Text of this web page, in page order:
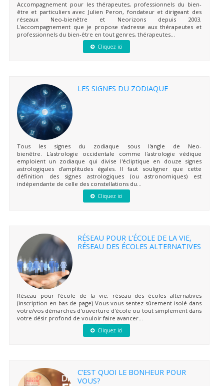
Accompagnement pour les thérapeutes, professionnels du bien-
être et particuliers avec Julien Peron, fondateur et dirigeant des
réseaux Neo-bienêtre et Neorizons depuis 2003.
L'accompagnement que je propose s'adresse aux thérapeutes et
professionnels du bien-être en tout genres, thérapeutes...
Cliquez ici
LES SIGNES DU ZODIAQUE
Tous les signes du zodiaque sous l'angle de Neo-
bienêtre. L'astrologie occidentale comme l'astrologie védique
emploient un zodiaque qui divise l'écliptique en douze signes
astrologiques d'amplitudes égales. Il faut souligner que cette
définition des signes astrologiques (ou astronomiques) est
indépendante de celle des constellations du...
Cliquez ici
RÉSEAU POUR L’ÉCOLE DE LA VIE,
RÉSEAU DES ÉCOLES ALTERNATIVES
Réseau pour l'école de la vie, réseau des écoles alternatives
(inscription en bas de page) Vous vous sentez sûrement isolé dans
votre/vos démarches d'ouverture d'école ou tout simplement dans
votre désir profond de vouloir faire avancer...
Cliquez ici
C’EST QUOI LE BONHEUR POUR
VOUS?